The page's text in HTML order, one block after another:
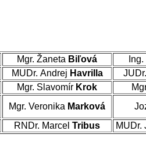
Mgr. Žaneta Biľová
MUDr. Andrej Havrilla
Mgr. Slavomír Krok
Mgr. Veronika Marková
RNDr. Marcel Tribus